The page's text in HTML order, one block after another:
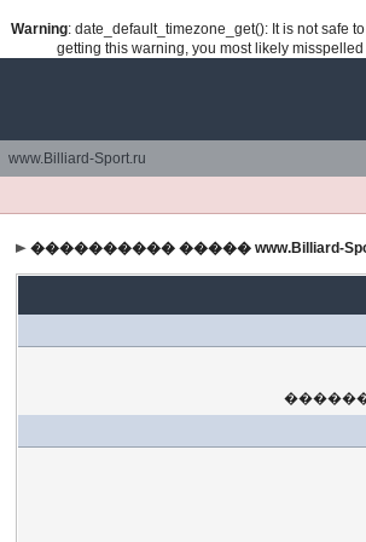
Warning: date_default_timezone_get(): It is not safe
getting this warning, you most likely
www.Billiard-Sport.ru
���������� ����� www.Billiard-